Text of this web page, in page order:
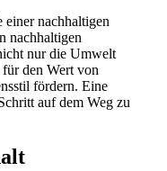
nachhaltigen
nachhaltigen
nur die Umwelt
den Wert von
fördern. Eine
auf dem Weg zu